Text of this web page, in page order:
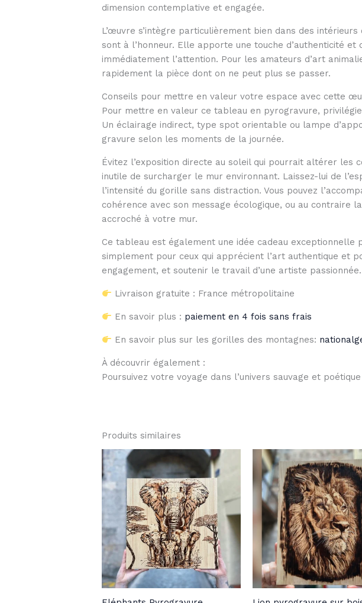
dimension contemplative et engagée.
L’œuvre s’intègre particulièrement bien dans des
sont à l’honneur. Elle apporte une touche d’authenticité
immédiatement l’attention. Pour les amateurs d’art
rapidement la pièce dont on ne peut plus se passer.
Conseils pour mettre en valeur votre espace avec cette
Pour mettre en valeur ce tableau en pyrogravure,
Un éclairage indirect, type spot orientable ou lampe
gravure selon les moments de la journée.
Évitez l’exposition directe au soleil qui pourrait altérer
inutile de surcharger le mur environnant. Laissez-lui de
l’intensité du gorille sans distraction. Vous pouvez
cohérence avec son message écologique, ou au contraire
accroché à votre mur.
Ce tableau est également une idée cadeau
simplement pour ceux qui apprécient l’art authentique et
engagement, et soutenir le travail d’une artiste passionnée.
Livraison gratuite : France métropolitaine
En savoir plus : paiement en 4 fois sans frais
En savoir plus sur les gorilles des montagnes:
À découvrir également :
Poursuivez votre voyage dans l’univers sauvage et
Produits similaires